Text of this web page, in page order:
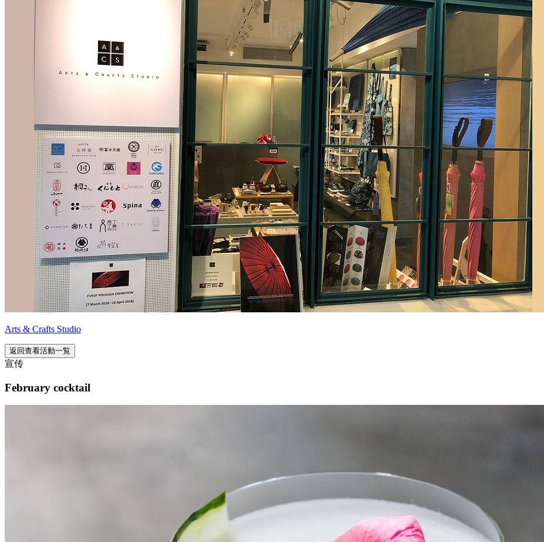
Arts & Crafts Studio
返回查看活動一覧
宣传
February cocktail